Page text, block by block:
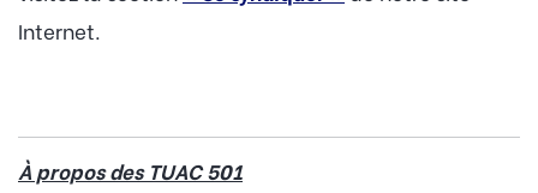
Internet.
À propos des TUAC 501